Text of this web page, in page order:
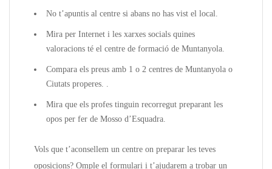
No t’apuntis al centre si abans no has vist el local.
Mira per Internet i les xarxes socials quines
valoracions té el centre de formació de Muntanyola.
Compara els preus amb 1 o 2 centres de Muntanyola o
Ciutats properes. .
Mira que els profes tinguin recorregut preparant les
opos per fer de Mosso d’Esquadra.
Vols que t’aconsellem un centre on preparar les teves
oposicions? Omple el formulari i t’ajudarem a trobar un